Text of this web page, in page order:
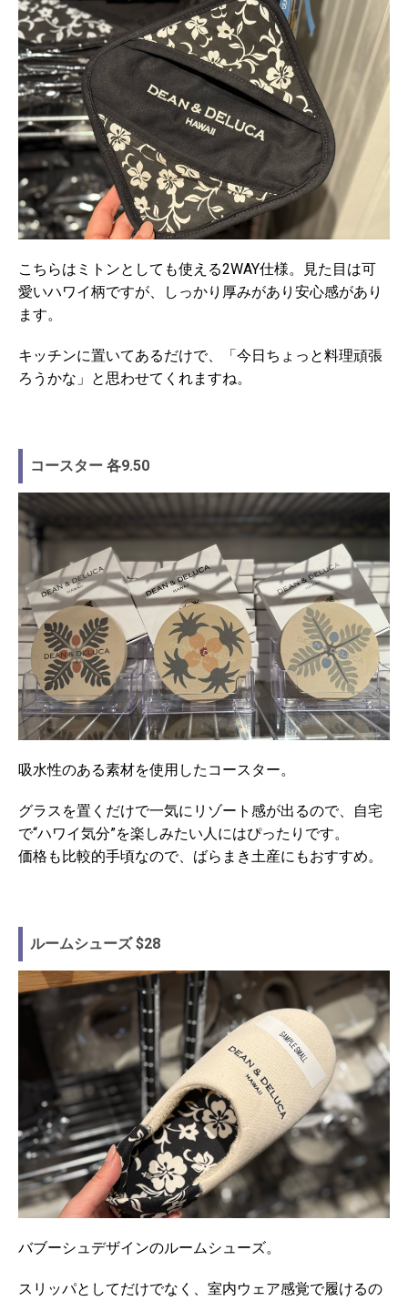
こちらはミトンとしても使える2WAY仕様。見た目は可
愛いハワイ柄ですが、しっかり厚みがあり安心感があり
ます。
キッチンに置いてあるだけで、「今日ちょっと料理頑張
ろうかな」と思わせてくれますね。
コースター 各9.50
吸水性のある素材を使用したコースター。
グラスを置くだけで一気にリゾート感が出るので、自宅
で“ハワイ気分”を楽しみたい人にはぴったりです。
価格も比較的手頃なので、ばらまき土産にもおすすめ。
ルームシューズ $28
バブーシュデザインのルームシューズ。
スリッパとしてだけでなく、室内ウェア感覚で履けるの